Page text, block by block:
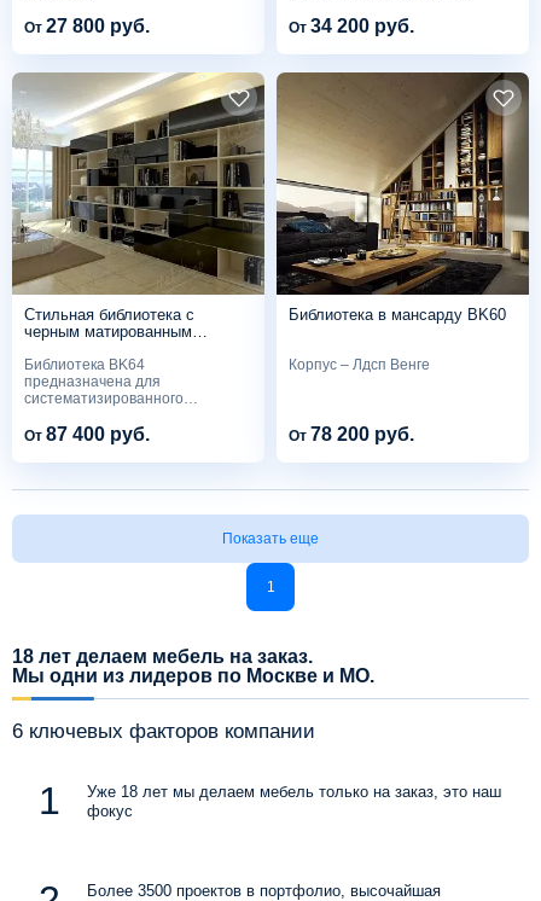
От 27 800 руб. От 34 200 руб.
Стильная библиотека с
черным матированным
Библиотека BK64
предназначена для
систематизированного
От 87 400 руб.
Библиотека в мансарду BK60
Корпус – Лдсп Венге
От 78 200 руб.
Показать еще
1
18 лет делаем мебель на заказ.
Мы одни из лидеров по Москве и МО.
6 ключевых факторов компании
Уже 18 лет мы делаем мебель только на заказ, это наш
фокус
Более 3500 проектов в портфолио, высочайшая